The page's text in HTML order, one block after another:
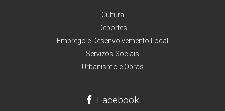
Cultura
Deportes
Emprego e Desenvolvemento Local
Servizos Sociais
Urbanismo e Obras
Facebook